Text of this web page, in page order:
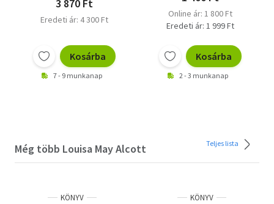
3 870 Ft
Eredeti ár: 4 300 Ft
Kosárba
7 - 9 munkanap
Online ár: 1 800 Ft
Eredeti ár: 1 999 Ft
Kosárba
2 - 3 munkanap
Még több Louisa May Alcott Teljes lista
KÖNYV KÖNYV